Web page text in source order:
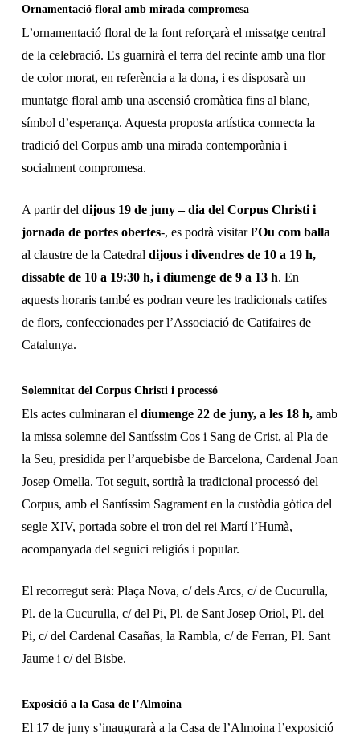
Ornamentació floral amb mirada compromesa
L’ornamentació floral de la font reforçarà el missatge central
de la celebració. Es guarnirà el terra del recinte amb una flor
de color morat, en referència a la dona, i es disposarà un
muntatge floral amb una ascensió cromàtica fins al blanc,
símbol d’esperança. Aquesta proposta artística connecta la
tradició del Corpus amb una mirada contemporània i
socialment compromesa.
A partir del dijous 19 de juny – dia del Corpus Christi i
jornada de portes obertes-, es podrà visitarl’Ou com balla
al claustre de la Catedral dijous i divendres de 10 a 19 h,
dissabte de 10 a 19:30 h, i diumenge de 9 a 13 h. En
aquests horaris també es podran veure les tradicionals catifes
de flors, confeccionades per l’Associació de Catifaires de
Catalunya.
Solemnitat del Corpus Christi i processó
Els actes culminaran el diumenge 22 de juny, a les 18 h,amb
la missa solemne del Santíssim Cos i Sang de Crist, al Pla de
la Seu, presidida per l’arquebisbe de Barcelona, Cardenal Joan
Josep Omella. Tot seguit, sortirà la tradicional processó del
Corpus, amb el Santíssim Sagrament en la custòdia gòtica del
segle XIV, portada sobre el tron del rei Martí l’Humà,
acompanyada del seguici religiós i popular.
El recorregut serà: Plaça Nova, c/ dels Arcs, c/ de Cucurulla,
Pl. de la Cucurulla, c/ del Pi, Pl. de Sant Josep Oriol, Pl. del
Pi, c/ del Cardenal Casañas, la Rambla, c/ de Ferran, Pl. Sant
Jaume i c/ del Bisbe.
Exposició a la Casa de l’Almoina
El 17 de juny s’inaugurarà a la Casa de l’Almoina l’exposició